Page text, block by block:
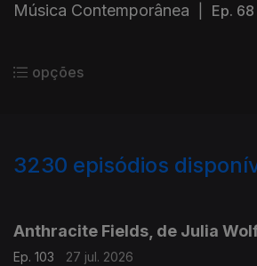
Música Contemporânea Ep. 68
opções
3230 episódios
Anthracite Fields, de Julia
Ep. 103
27 jul. 2026